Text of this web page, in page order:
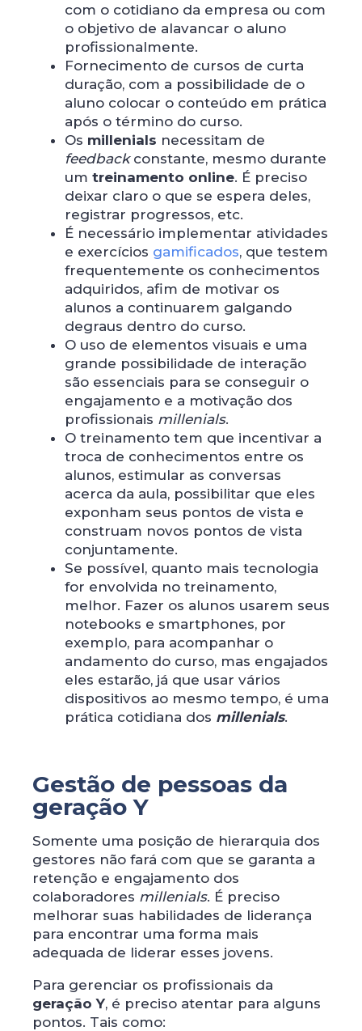
com o cotidiano da empresa ou com
o objetivo de alavancar o aluno
profissionalmente.
Fornecimento de cursos de curta
duração, com a possibilidade de o
aluno colocar o conteúdo em prática
após o término do curso.
Os millenials necessitam de
feedbackconstante, mesmo durante
um treinamento online. É preciso
deixar claro o que se espera deles,
registrar progressos, etc.
É necessário implementar atividades
e exercícios gamificados, que testem
frequentemente os conhecimentos
adquiridos, afim de motivar os
alunos a continuarem galgando
degraus dentro do curso.
O uso de elementos visuais e uma
grande possibilidade de interação
são essenciais para se conseguir o
engajamento e a motivação dos
profissionais millenials.
O treinamento tem que incentivar a
troca de conhecimentos entre os
alunos, estimular as conversas
acerca da aula, possibilitar que eles
exponham seus pontos de vista e
construam novos pontos de vista
conjuntamente.
Se possível, quanto mais tecnologia
for envolvida no treinamento,
melhor. Fazer os alunos usarem seus
notebooks e smartphones, por
exemplo, para acompanhar o
andamento do curso, mas engajados
eles estarão, já que usar vários
dispositivos ao mesmo tempo, é uma
prática cotidiana dos millenials.
Gestão de pessoas da
geração Y
Somente uma posição de hierarquia dos
gestores não fará com que se garanta a
retenção e engajamento dos
colaboradores millenials. É preciso
melhorar suas habilidades de liderança
para encontrar uma forma mais
adequada de liderar esses jovens.
Para gerenciar os profissionais da
geração Y, é preciso atentar para alguns
pontos. Tais como: